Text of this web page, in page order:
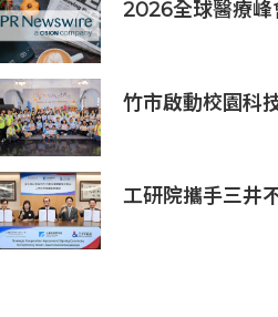
2026全球醫療峰
竹市啟動校園科
工研院攜手三井